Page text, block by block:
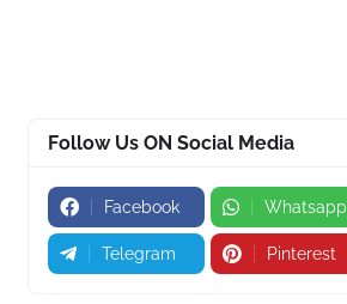
Follow Us ON Social Media
Facebook Whatsapp
Telegram Pinterest